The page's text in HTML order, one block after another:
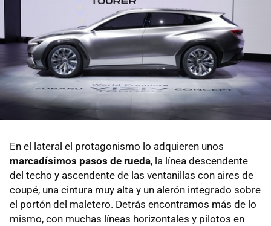
En el lateral el protagonismo lo adquieren unos
marcadísimos pasos de rueda, la línea descendente
del techo y ascendente de las ventanillas con aires de
coupé, una cintura muy alta y un alerón integrado sobre
el portón del maletero. Detrás encontramos más de lo
mismo, con muchas líneas horizontales y pilotos en